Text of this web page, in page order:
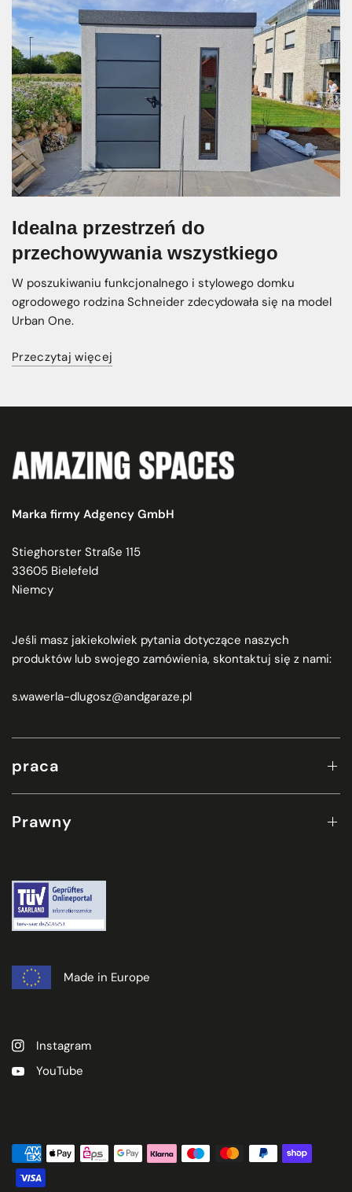
Idealna przestrzeń do
przechowywania wszystkiego
W poszukiwaniu funkcjonalnego i stylowego domku
ogrodowego rodzina Schneider zdecydowała się na model
Urban One.
Przeczytaj więcej
Marka firmy Adgency GmbH
Stieghorster Straße 115
33605 Bielefeld
Niemcy
Jeśli masz jakiekolwiek pytania dotyczące naszych
produktów lub swojego zamówienia, skontaktuj się z nami:
s.wawerla-dlugosz@andgaraze.pl
praca
Prawny
Made in Europe
Instagram
YouTube